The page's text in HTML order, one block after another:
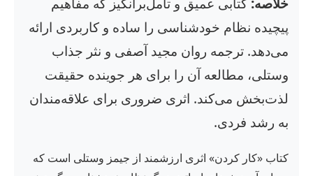
پیچیده نظام خودشناسی را ساده و کاربردی ارائه
می‌دهد. ترجمه روان مجید آصفی و نثر جذاب
وستلی، مطالعه آن را برای هر جوینده حقیقت
لذت‌بخش می‌کند. اثری ضروری برای علاقه‌مندان
به رشد فردی.
کتاب «کار کردن» اثری ارزشمند از جیمز وستلی است که